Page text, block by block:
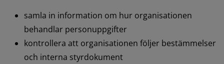
samla in information om hur organisationen
behandlar personuppgifter
kontrollera att organisationen följer bestämmelser
och interna styrdokument